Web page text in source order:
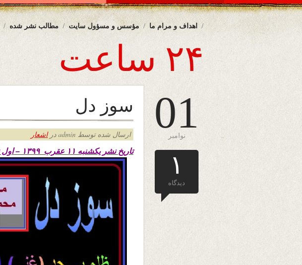
مطالب نشر شده مؤسس و مسؤول سایت اهداف و مرام ما
۲۴ ساعت
01
نوامبر
۱
دیدگاه
سوز دل
ارسال شده توسط admin در اشعار
تاریخ نشر یکشنبه ۱۱ عقرب ۱۳۹۹ – اول نوامبر ۲۰۲۰ هالند